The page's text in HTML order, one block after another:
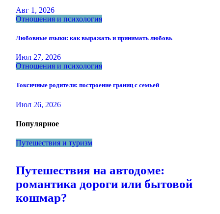
Авг 1, 2026
Отношения и психология
Любовные языки: как выражать и принимать любовь
Июл 27, 2026
Отношения и психология
Токсичные родители: построение границ с семьей
Июл 26, 2026
Популярное
Путешествия и туризм
Путешествия на автодоме:
романтика дороги или бытовой
кошмар?